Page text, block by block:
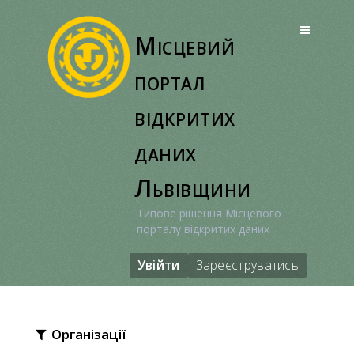
Місцевий
портал
відкритих
даних
Львівщини
Типове рішення Місцевого
порталу відкритих даних
Увійти Зареєструватись
Організації